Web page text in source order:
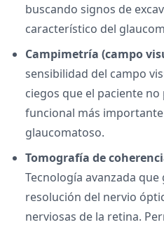
buscando signos de
característico del
Campimetría (campo
sensibilidad del campo
ciegos que el paciente no
funcional más
glaucomatoso.
Tomografía de
Tecnología avanzada
resolución del nervio
nerviosas de la retina.